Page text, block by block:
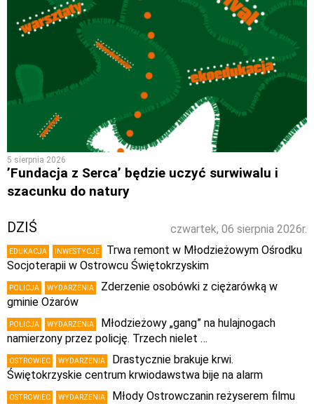
5 sierpnia 2026
’Fundacja z Serca’ będzie uczyć surwiwalu i
szacunku do natury
czwartek, 06 sierpnia 2026r.
DZIŚ
EDUKACJA INWESTYCJE
Trwa remont w Młodzieżowym Ośrodku
Socjoterapii w Ostrowcu Świętokrzyskim
POLICJA WYDARZENIA
Zderzenie osobówki z ciężarówką w
gminie Ożarów
POLICJA WYDARZENIA
Młodzieżowy „gang” na hulajnogach
namierzony przez policję. Trzech nielet …
OSTROWIEC WYDARZENIA
Drastycznie brakuje krwi.
Świętokrzyskie centrum krwiodawstwa bije na alarm
OSTROWIEC WYDARZENIA
Młody Ostrowczanin reżyserem filmu